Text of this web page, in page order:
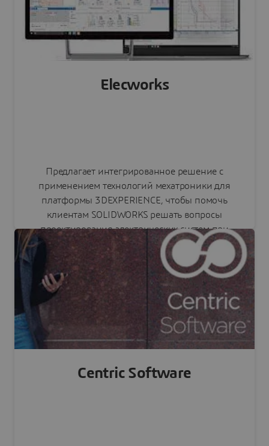
Читать пресс-релиз
Elecworks
Предлагает интегрированное решение с
применением технологий мехатроники для
платформы 3DEXPERIENCE, чтобы помочь
клиентам SOLIDWORKS решать вопросы
проектирования электрических систем при
разработке интеллектуальных продуктов.
Читать пресс-релиз
Centric Software